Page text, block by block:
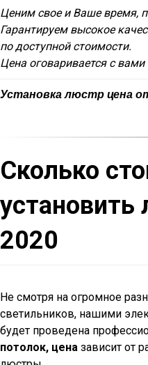
Ценим свое и Ваше время,
Гарантируем высокое
по доступной стоимости.
Цена оговаривается с вами
Установка люстр цена
Сколько
установить
2020
Не смотря на огромное
светильников, нашими
будет проведена
потолок, цена зависит от